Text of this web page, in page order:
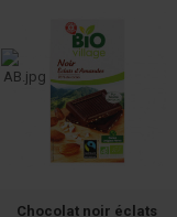
Chocolat noir éclats